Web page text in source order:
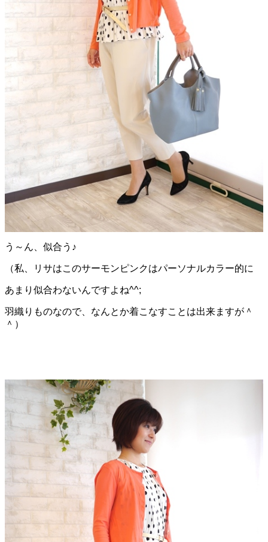
う～ん、似合う♪
（私、リサはこのサーモンピンクはパーソナルカラー的に
あまり似合わないんですよね^^;
羽織りものなので、なんとか着こなすことは出来ますが＾
＾）